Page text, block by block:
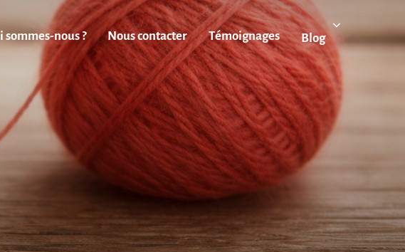
nous ? Nous contacter Témoignages Blog